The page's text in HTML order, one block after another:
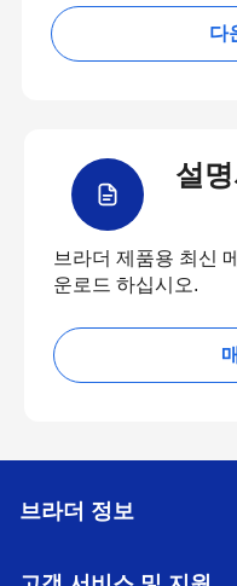
다
설
브라더 제품용 최신
운로드 하십시오.
브라더 정보